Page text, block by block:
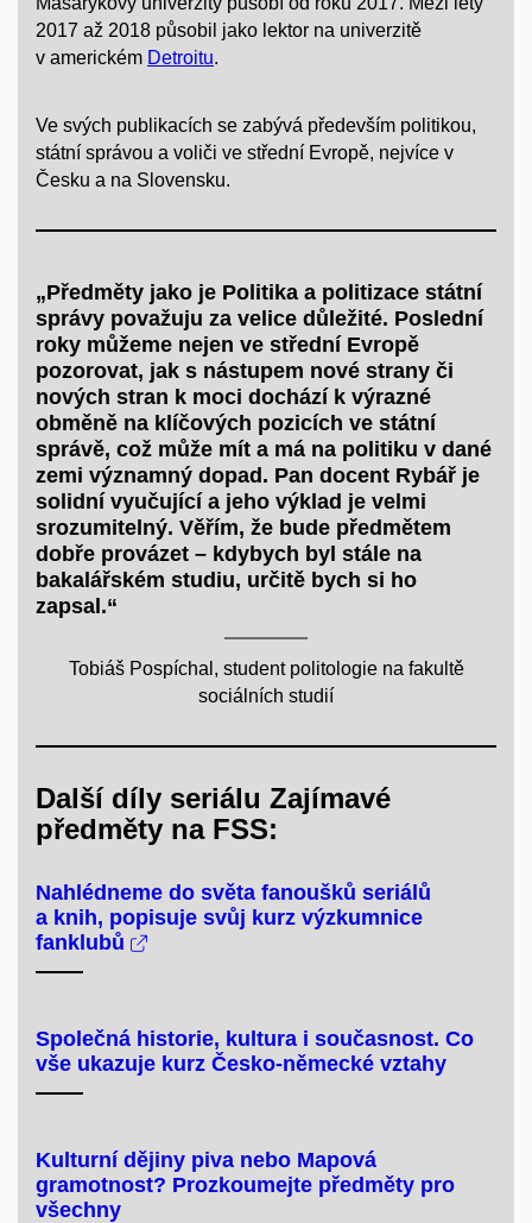
2017 až 2018 působil jako lektor na univerzitě
v americkém Detroitu.
Ve svých publikacích se zabývá především politikou,
státní správou a voliči ve střední Evropě, nejvíce v
Česku a na Slovensku.
„Předměty jako je Politika a politizace státní
správy považuju za velice důležité. Poslední
roky můžeme nejen ve střední Evropě
pozorovat, jak s nástupem nové strany či
nových stran k moci dochází k výrazné
obměně na klíčových pozicích ve státní
správě, což může mít a má na politiku v dané
zemi významný dopad. Pan docent Rybář je
solidní vyučující a jeho výklad je velmi
srozumitelný. Věřím, že bude předmětem
dobře provázet – kdybych byl stále na
bakalářském studiu, určitě bych si ho
zapsal.“
Tobiáš Pospíchal, student politologie na fakultě
sociálních studií
Další díly seriálu Zajímavé
předměty na FSS:
Nahlédneme do světa fanoušků seriálů
a knih, popisuje svůj kurz výzkumnice
fanklubů
Společná historie, kultura i současnost. Co
vše ukazuje kurz Česko-německé vztahy
Kulturní dějiny piva nebo Mapová
gramotnost? Prozkoumejte předměty pro
všechny